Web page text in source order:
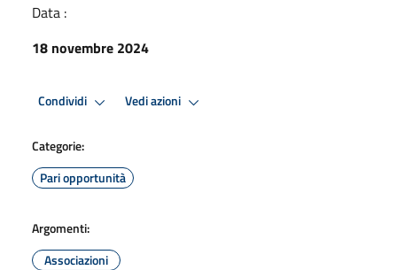
Data :
18 novembre 2024
Condividi Vedi azioni
Categorie:
Pari opportunità
Argomenti:
Associazioni